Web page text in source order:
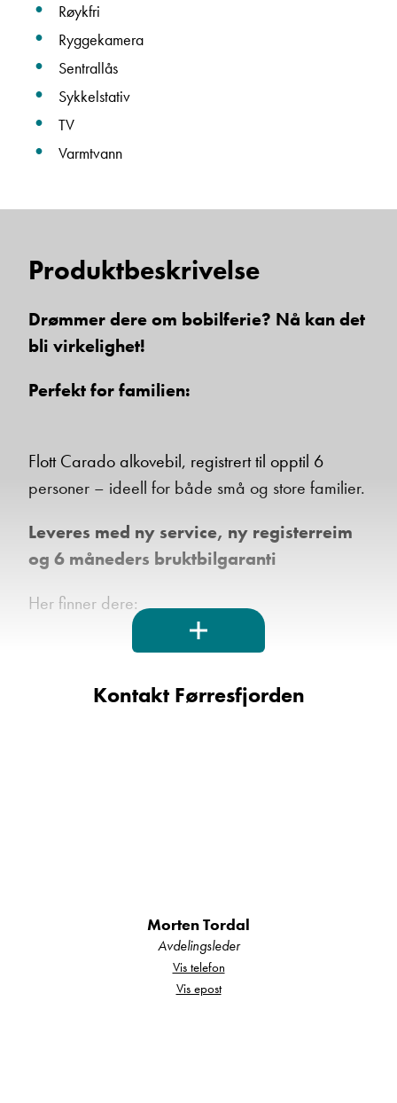
Beskrivelse
Denne siden er beskyttet av reCAPTCHA og Google
Ta kontakt
Røykfri
Ryggekamera
Sentrallås
Sykkelstativ
TV
Varmtvann
Produktbeskrivelse
Drømmer dere om bobilferie? Nå kan det
bli virkelighet!
Perfekt for familien:
Flott Carado alkovebil, registrert til opptil 6
personer – ideell for både små og store familier.
Leveres med ny service, ny registerreim
og 6 måneders bruktbilgaranti
Her finner dere:
Romslig bad og godt utstyrt kjøkken
Kontakt Førresfjorden
Morten Tordal
Avdelingsleder
Vis telefon
Vis epost